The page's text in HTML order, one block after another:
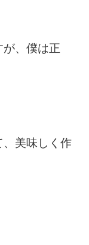
、僕は正
、美味しく作